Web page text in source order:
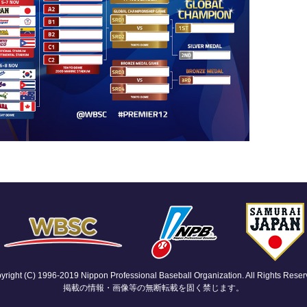
(C) 1996-2019 Nippon Professional Baseball Organization. All Rights
掲載の情報・画像等の無断転載を固く禁じます。